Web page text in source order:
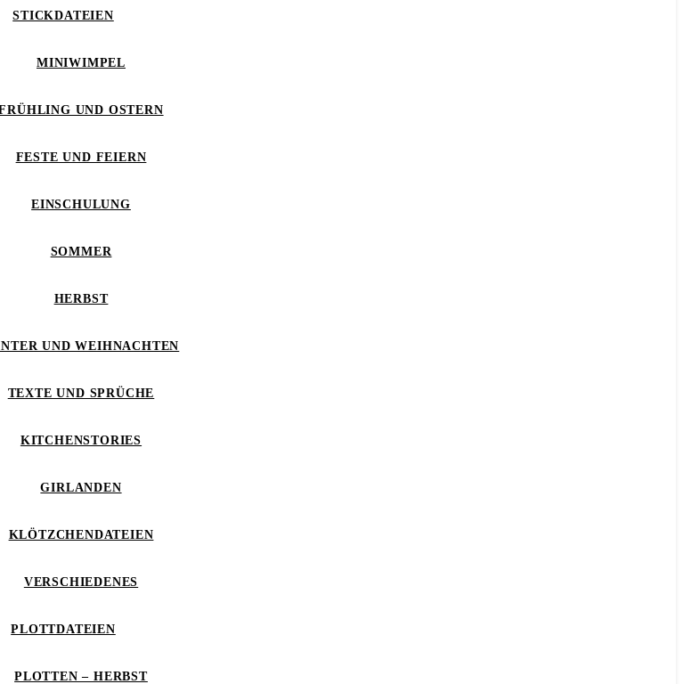
STICKDATEIEN
MINIWIMPEL
UND OSTERN
FESTE UND FEIERN
EINSCHULUNG
SOMMER
HERBST
UND WEIHNACHTEN
TEXTE UND SPRÜCHE
KITCHENSTORIES
GIRLANDEN
KLÖTZCHENDATEIEN
VERSCHIEDENES
PLOTTDATEIEN
PLOTTEN – HERBST